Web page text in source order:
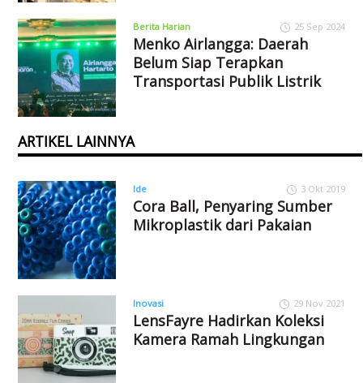
Berita Harian 25 Sep 2024
Menko Airlangga: Daerah
Belum Siap Terapkan
Transportasi Publik Listrik
ARTIKEL LAINNYA
Ide 3 Okt 2019
Cora Ball, Penyaring Sumber
Mikroplastik dari Pakaian
Inovasi 29 Nov 2021
LensFayre Hadirkan Koleksi
Kamera Ramah Lingkungan